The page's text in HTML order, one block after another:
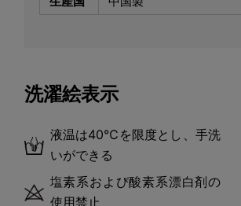
洗濯絵表示
液温は40℃を限度とし、手洗
いができる
塩素系および酸素系漂白剤の
使用禁止